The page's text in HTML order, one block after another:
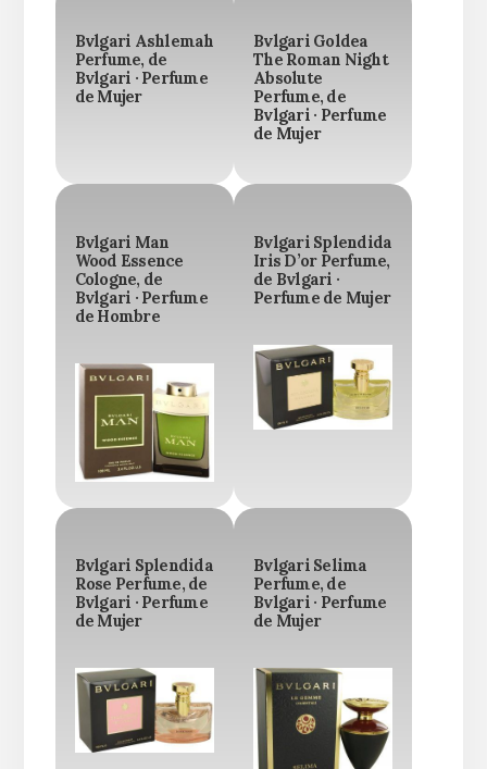
Bvlgari Ashlemah
Perfume, de
Bvlgari · Perfume
de Mujer
Bvlgari Goldea
The Roman Night
Absolute
Perfume, de
Bvlgari · Perfume
de Mujer
Bvlgari Man
Wood Essence
Cologne, de
Bvlgari · Perfume
de Hombre
Bvlgari Splendida
Iris D’or Perfume,
de Bvlgari ·
Perfume de Mujer
Bvlgari Splendida
Rose Perfume, de
Bvlgari · Perfume
de Mujer
Bvlgari Selima
Perfume, de
Bvlgari · Perfume
de Mujer